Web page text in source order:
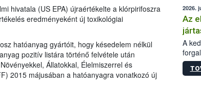
hivatala (US EPA) újraértékelte a klórpirifoszra
eredményeként új toxikológiai
hatóanyag gyártóit, hogy késedelem nélkül
pozitív listára történő felvétele után
Állatokkal, Élelmiszerrel és
2015 májusában a hatóanyagra vonatkozó új
2026.
Az
A